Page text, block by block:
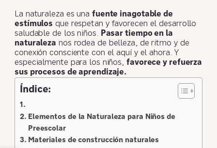
La naturaleza es una fuente inagotable de
estímulos que respetan y favorecen el desarrollo
saludable de los niños. Pasar tiempo en la
naturaleza nos rodea de belleza, de ritmo y de
conexión consciente con el aquí y el ahora. Y
especialmente para los niños, favorece y refuerza
sus procesos de aprendizaje.
Índice:
Elementos de la Naturaleza para Niños de
Preescolar
Materiales de construcción naturales